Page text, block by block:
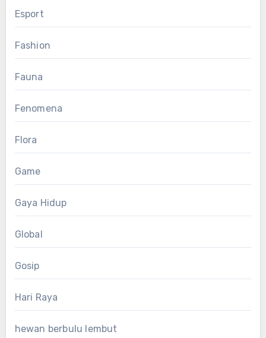
Esport
Fashion
Fauna
Fenomena
Flora
Game
Gaya Hidup
Global
Gosip
Hari Raya
hewan berbulu lembut